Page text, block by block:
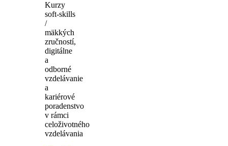
Kurzy
soft-skills
/
mäkkých
zručností,
digitálne
a
odborné
vzdelávanie
a
kariérové
poradenstvo
v rámci
celoživotného
vzdelávania